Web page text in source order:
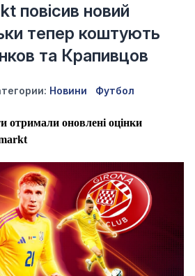
повісив новий
тепер коштують
та Крапивцов
Новини Футбол
отримали оновлені оцінки